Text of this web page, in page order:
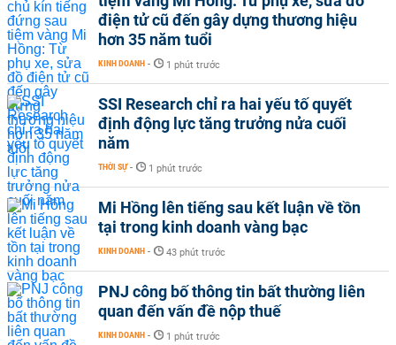
điện tử cũ đến gây dựng thương hiệu
hơn 35 năm tuổi
KINH DOANH - 1 phút trước
SSI Research chỉ ra hai yếu tố quyết
định động lực tăng trưởng nửa cuối
năm
THỜI SỰ - 1 phút trước
Mi Hồng lên tiếng sau kết luận về tồn
tại trong kinh doanh vàng bạc
KINH DOANH - 43 phút trước
PNJ công bố thông tin bất thường liên
quan đến vấn đề nộp thuế
KINH DOANH - 1 phút trước